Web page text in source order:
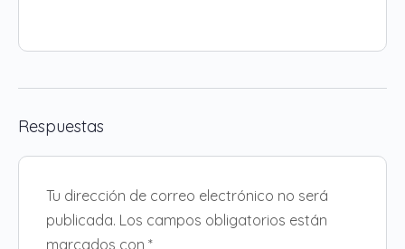
Respuestas
Tu dirección de correo electrónico no será
publicada. Los campos obligatorios están
marcados con *